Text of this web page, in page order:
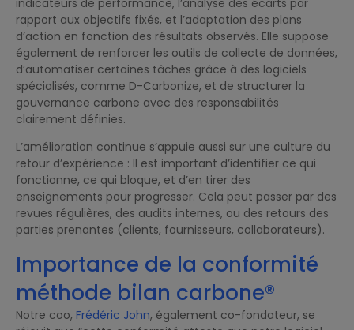
indicateurs de performance, l’analyse des écarts par
rapport aux objectifs fixés, et l’adaptation des plans
d’action en fonction des résultats observés. Elle suppose
également de renforcer les outils de collecte de données,
d’automatiser certaines tâches grâce à des logiciels
spécialisés, comme D-Carbonize, et de structurer la
gouvernance carbone avec des responsabilités
clairement définies.
L’amélioration continue s’appuie aussi sur une culture du
retour d’expérience : Il est important d’identifier ce qui
fonctionne, ce qui bloque, et d’en tirer des
enseignements pour progresser. Cela peut passer par des
revues régulières, des audits internes, ou des retours des
parties prenantes (clients, fournisseurs, collaborateurs).
Importance de la conformité
méthode bilan carbone®
Notre coo, Frédéric John, également co-fondateur, se